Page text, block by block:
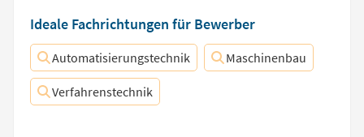
Ideale Fachrichtungen für Bewerber
Automatisierungstechnik Maschinenbau
Verfahrenstechnik